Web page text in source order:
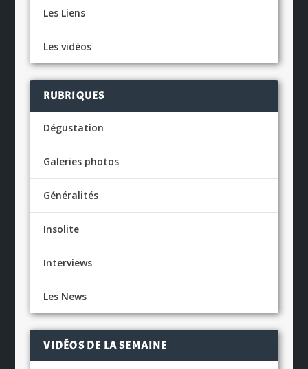
Les Liens
Les vidéos
RUBRIQUES
Dégustation
Galeries photos
Généralités
Insolite
Interviews
Les News
VIDÉOS DE LA SEMAINE